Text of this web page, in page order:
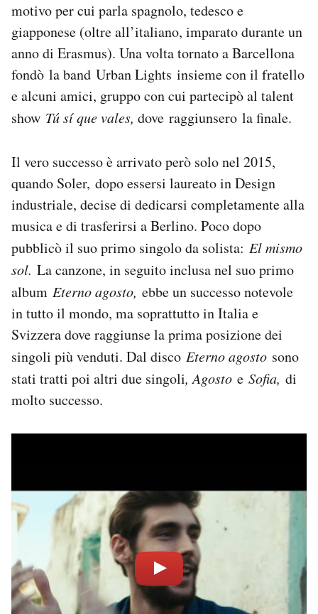
AREA PERSONALE
Area Personale
Newsletter
Notifiche mobile
Regala il Post
Hai bisogno di aiuto?
motivo per cui parla spagnolo, tedesco e
giapponese (oltre all’italiano, imparato durante un
anno di Erasmus). Una volta tornato a Barcellona
fondò la band Urban Lights insieme con il fratello
e alcuni amici, gruppo con cui partecipò al talent
show Tú sí que vales, dove raggiunsero la finale.
Il vero successo è arrivato però solo nel 2015,
quando Soler, dopo essersi laureato in Design
industriale, decise di dedicarsi completamente alla
musica e di trasferirsi a Berlino. Poco dopo
pubblicò il suo primo singolo da solista: El mismo
sol. La canzone, in seguito inclusa nel suo primo
album Eterno agosto, ebbe un successo notevole
in tutto il mondo, ma soprattutto in Italia e
Svizzera dove raggiunse la prima posizione dei
singoli più venduti. Dal disco Eterno agosto sono
stati tratti poi altri due singoli, Agosto e Sofia, di
molto successo.